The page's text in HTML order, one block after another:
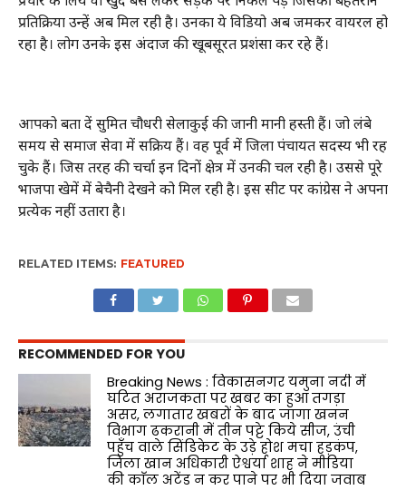
प्रतिक्रिया उन्हें अब मिल‌ रही है। उनका ये विडियो अब जमकर वायरल हो
रहा है। लोग उनके इस अंदाज की खूबसूरत प्रशंसा कर रहे हैं।
आपको बता दें सुमित चौधरी सेलाकुई की जानी मानी हस्ती हैं। जो लंबे
समय से समाज सेवा में सक्रिय हैं। वह पूर्व में जिला पंचायत सदस्य भी रह
चुके हैं। जिस तरह की चर्चा इन दिनों क्षेत्र में उनकी चल रही है। उससे पूरे
भाजपा खेमें में बेचैनी देखने को मिल रही है। इस सीट पर कांग्रेस ने अपना
प्रत्येक नहीं उतारा है।
RELATED ITEMS: FEATURED
RECOMMENDED FOR YOU
Breaking News : विकासनगर यमुना नदी में
घटित अराजकता पर खबर का हुआ तगड़ा
असर, लगातार खबरों के बाद जागा खनन
विभाग ढकरानी में तीन पट्टे किये सीज, उंची
पहुँच वाले सिंडिकेट के उड़े होश मचा हड़कंप,
जिला खान अधिकारी ऐश्वर्या शाह ने मीडिया
की काॅल अटेंड न कर पाने पर भी दिया जवाब